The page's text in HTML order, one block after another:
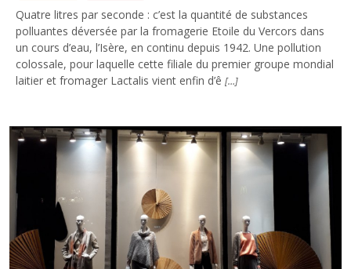
Quatre litres par seconde : c’est la quantité de substances
polluantes déversée par la fromagerie Etoile du Vercors dans
un cours d’eau, l’Isère, en continu depuis 1942. Une pollution
colossale, pour laquelle cette filiale du premier groupe mondial
laitier et fromager Lactalis vient enfin d’ê […]